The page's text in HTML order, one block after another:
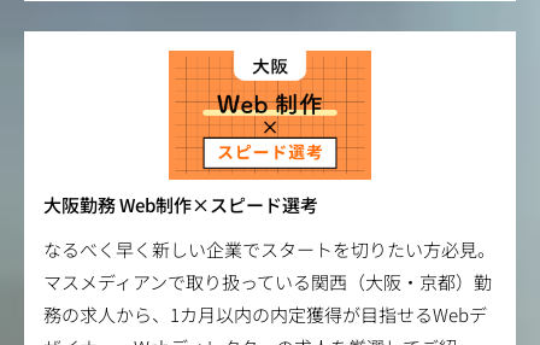
大阪勤務 Web制作×スピード選考
なるべく早く新しい企業でスタートを切りたい方必見。
マスメディアンで取り扱っている関西（大阪・京都）勤
務の求人から、1カ月以内の内定獲得が目指せるWebデ